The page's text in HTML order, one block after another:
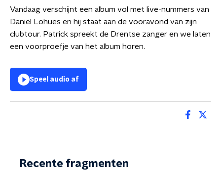
Vandaag verschijnt een album vol met live-nummers van
Daniël Lohues en hij staat aan de vooravond van zijn
clubtour. Patrick spreekt de Drentse zanger en we laten
een voorproefje van het album horen.
Speel audio af
Recente fragmenten